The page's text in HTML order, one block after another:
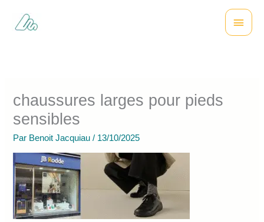
contenu
Menu
chaussures larges pour pieds
sensibles
Par Benoit Jacquiau/ 13/10/2025